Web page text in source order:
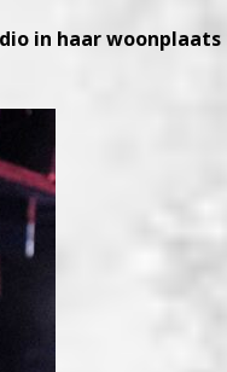
in haar woonplaats